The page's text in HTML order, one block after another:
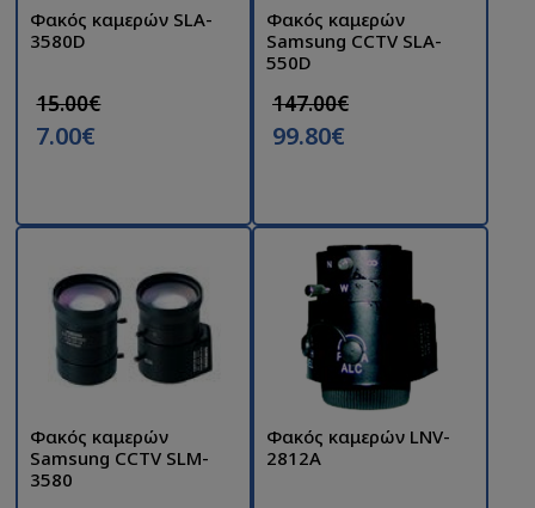
Φακός καμερών SLA-
3580D
15.00€
7.00€
Φακός καμερών
Samsung CCTV SLA-
550D
147.00€
99.80€
Φακός καμερών
Samsung CCTV SLM-
3580
Φακός καμερών LNV-
2812A